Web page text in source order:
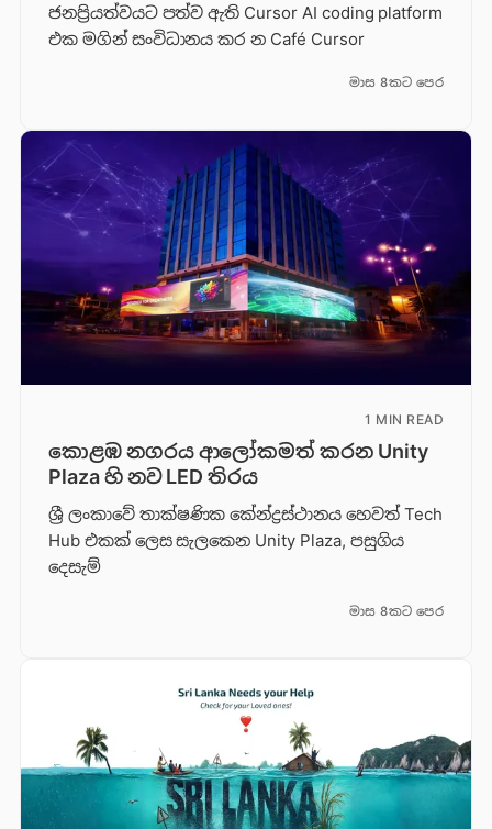
ජනප්‍රියත්වයට පත්ව ඇති Cursor AI coding platform
එක මගින් සංවිධානය කර න Café Cursor
මාස 8කට පෙර
1 MIN READ
කොළඹ නගරය ආලෝකමත් කරන Unity
Plaza හි නව LED තිරය
ශ්‍රී ලංකාවේ තාක්ෂණික කේන්ද්‍රස්ථානය හෙවත් Tech
Hub එකක් ලෙස සැලකෙන Unity Plaza, පසුගිය
දෙසැම්
මාස 8කට පෙර